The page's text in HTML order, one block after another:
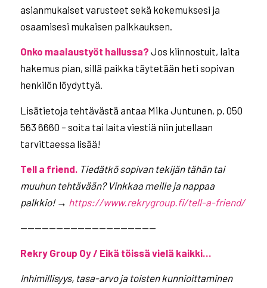
asianmukaiset varusteet sekä kokemuksesi ja
osaamisesi mukaisen palkkauksen.
Onko maalaustyöt hallussa? Jos kiinnostuit, laita
hakemus pian, sillä paikka täytetään heti sopivan
henkilön löydyttyä.
Lisätietoja tehtävästä antaa Mika Juntunen, p. 050
563 6660 – soita tai laita viestiä niin jutellaan
tarvittaessa lisää!
Tell a friend.Tiedätkö sopivan tekijän tähän tai
muuhun tehtävään? Vinkkaa meille ja nappaa
palkkio!→ https://www.rekrygroup.fi/tell-a-friend/
———————————————————
Rekry Group Oy / Eikä töissä vielä kaikki…
Inhimillisyys, tasa-arvo ja toisten kunnioittaminen